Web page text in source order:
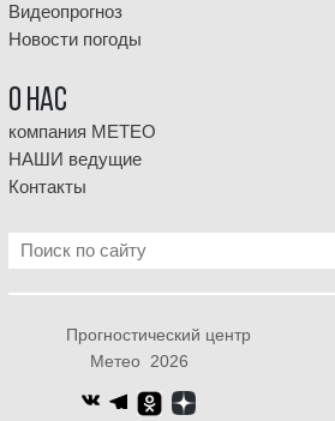
Видеопрогноз
Новости погоды
О НАС
компания МЕТЕО
НАШИ ведущие
Контакты
Прогностический центр
Метео 2026